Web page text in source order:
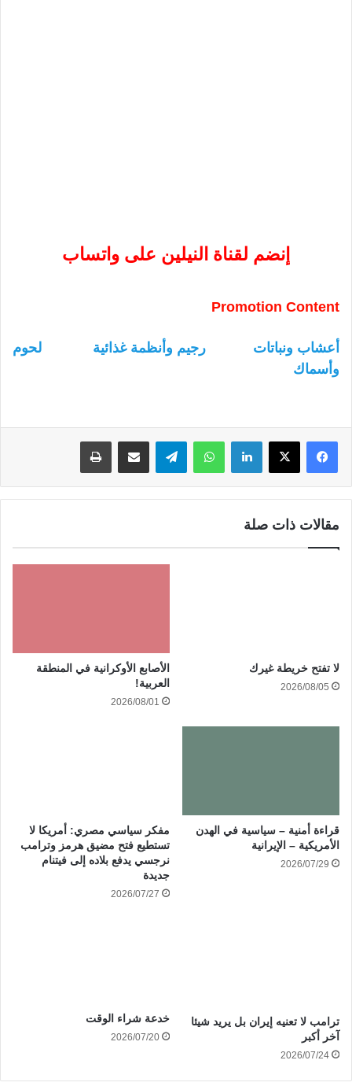
إنضم لقناة النيلين على واتساب
Promotion Content
أعشاب ونباتات رجيم وأنظمة غذائية
لحوم
وأسماك
لينكدإن واتساب
مقالات ذات صلة
لا تفتح خريطة غيرك
2026/08/05
الأصابع الأوكرانية في المنطقة
العربية!
2026/08/01
قراءة أمنية – سياسية في الهدن
الأمريكية – الإيرانية
2026/07/29
مفكر سياسي مصري: أمريكا لا
تستطيع فتح مضيق هرمز وترامب
نرجسي يدفع بلاده إلى فيتنام
جديدة
2026/07/27
ترامب لا تعنيه إيران بل يريد شيئا
آخر أكبر
2026/07/24
خدعة شراء الوقت
2026/07/20